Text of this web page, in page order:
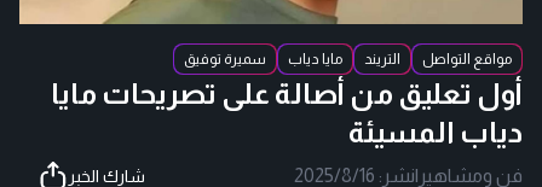
مواقع التواصل التريند مايا دياب سميرة توفيق
أول تعليق من أصالة على تصريحات مايا
دياب المسيئة
فن ومشاهير |نشر: 2025/8/16 شارك الخبر